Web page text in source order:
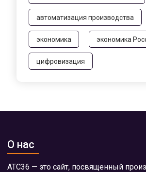
автоматизация производства
экономика экономика
цифровизация
О нас
АТС36 — это сайт, посвященный